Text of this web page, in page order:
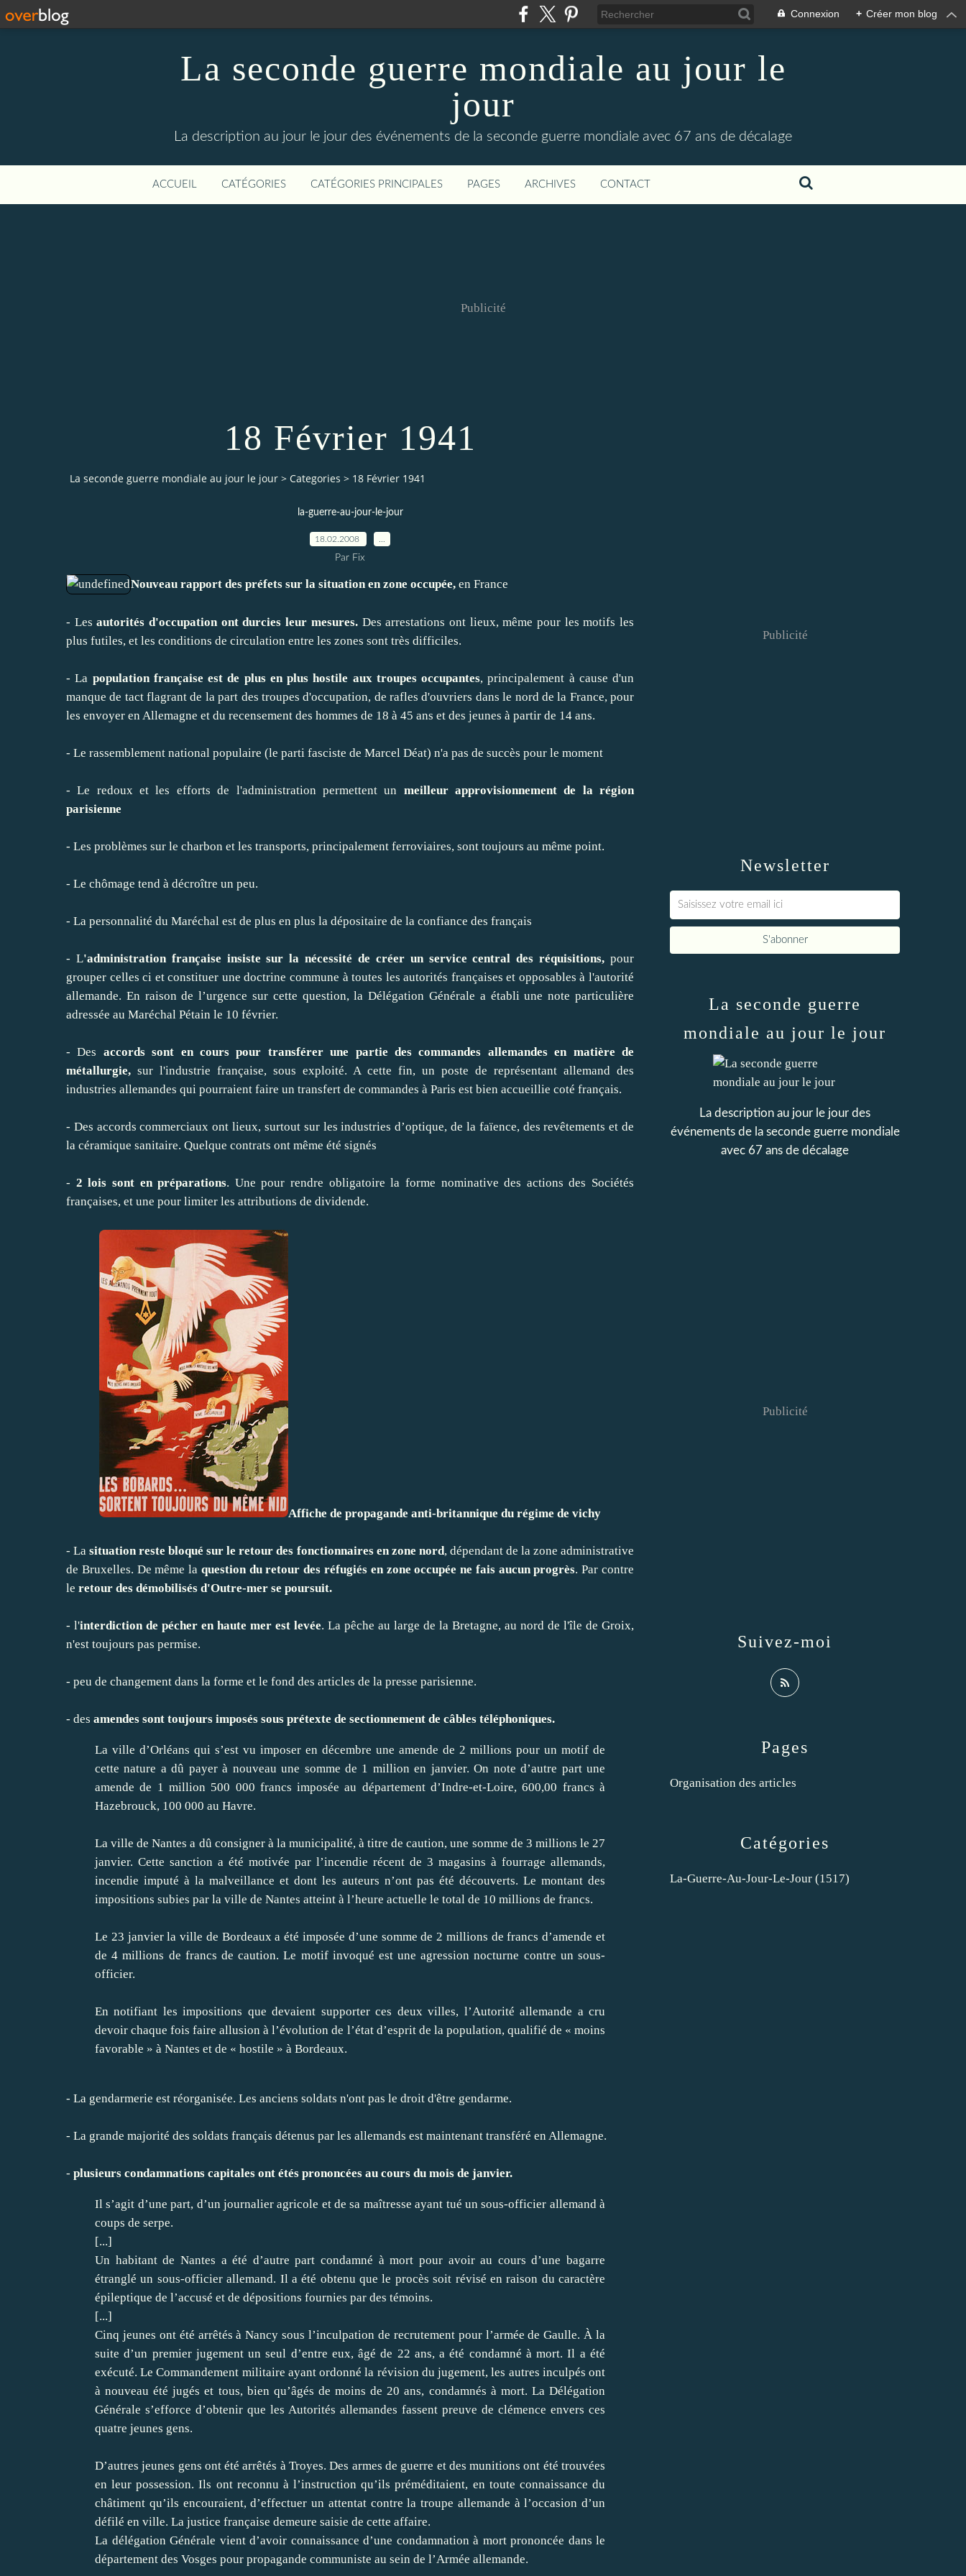
Connexion + Créer mon blog
La seconde guerre mondiale au jour le
jour
La description au jour le jour des événements de la seconde guerre mondiale avec 67 ans de décalage
ACCUEIL CATÉGORIES CATÉGORIES PRINCIPALES PAGES ARCHIVES CONTACT
Publicité
18 Février 1941
La seconde guerre mondiale au jour le jour > Categories > 18 Février 1941
la-guerre-au-jour-le-jour
18.02.2008
Par Fix
Nouveau rapport des préfets sur la situation en zone occupée, en France
- Lesautorités d'occupation ont durcies leur mesures.Des arrestations ont lieux, même pour les motifs les
plus futiles, et les conditions de circulation entre les zones sont très difficiles.
- La population française est de plus en plus hostile aux troupes occupantes, principalement à cause d'un
manque de tact flagrant de la part des troupes d'occupation, de rafles d'ouvriers dans le nord de la France, pour
les envoyer en Allemagne et du recensement des hommes de 18 à 45 ans et des jeunes à partir de 14 ans.
- Le rassemblement national populaire (le parti fasciste de Marcel Déat) n'a pas de succès pour le moment
- Le redoux et les efforts de l'administration permettent un meilleur approvisionnement de la région
parisienne
- Les problèmes sur le charbon et les transports, principalement ferroviaires, sont toujours au même point.
- Le chômage tend à décroître un peu.
- La personnalité du Maréchal est de plus en plus la dépositaire de la confiance des français
- L'administration française insiste sur la nécessité de créer un service central des réquisitions, pour
grouper celles ci et constituer une doctrine commune à toutes les autorités françaises et opposables à l'autorité
allemande. En raison de l’urgence sur cette question, la Délégation Générale a établi une note particulière
adressée au Maréchal Pétain le 10 février.
- Des accords sont en cours pour transférer une partie des commandes allemandes en matière de
métallurgie, sur l'industrie française, sous exploité. A cette fin, un poste de représentant allemand des
industries allemandes qui pourraient faire un transfert de commandes à Paris est bien accueillie coté français.
- Des accords commerciaux ont lieux, surtout sur les industries d’optique, de la faïence, des revêtements et de
la céramique sanitaire. Quelque contrats ont même été signés
- 2 lois sont en préparations. Une pour rendre obligatoire la forme nominative des actions des Sociétés
françaises, et une pour limiter les attributions de dividende.
Affiche de propagande anti-britannique du régime de vichy
- Lasituation reste bloqué sur le retour des fonctionnaires en zone nord, dépendant de la zone administrative
de Bruxelles. De même la question du retour des réfugiés en zone occupée ne fais aucun progrès. Par contre
le retour des démobilisés d'Outre-mer se poursuit.
- l'interdiction de pécher en haute mer est levée. La pêche au large de la Bretagne, au nord de l'île de Groix,
n'est toujours pas permise.
- peu de changement dans la forme et le fond des articles de la presse parisienne.
- des amendes sont toujours imposés sous prétexte de sectionnement de câbles téléphoniques.
La ville d’Orléans qui s’est vu imposer en décembre une amende de 2 millions pour un motif de
cette nature a dû payer à nouveau une somme de 1 million en janvier. On note d’autre part une
amende de 1 million 500 000 francs imposée au département d’Indre-et-Loire, 600,00 francs à
Hazebrouck, 100 000 au Havre.
La ville de Nantes a dû consigner à la municipalité, à titre de caution, une somme de 3 millions le 27
janvier. Cette sanction a été motivée par l’incendie récent de 3 magasins à fourrage allemands,
incendie imputé à la malveillance et dont les auteurs n’ont pas été découverts. Le montant des
impositions subies par la ville de Nantes atteint à l’heure actuelle le total de 10 millions de francs.
Le 23 janvier la ville de Bordeaux a été imposée d’une somme de 2 millions de francs d’amende et
de 4 millions de francs de caution. Le motif invoqué est une agression nocturne contre un sous-
officier.
En notifiant les impositions que devaient supporter ces deux villes, l’Autorité allemande a cru
devoir chaque fois faire allusion à l’évolution de l’état d’esprit de la population, qualifié de « moins
favorable » à Nantes et de « hostile » à Bordeaux.
- La gendarmerie est réorganisée. Les anciens soldats n'ont pas le droit d'être gendarme.
- La grande majorité des soldats français détenus par les allemands est maintenant transféré en Allemagne.
- plusieurs condamnations capitales ont étés prononcées au cours du mois de janvier.
Il s’agit d’une part, d’un journalier agricole et de sa maîtresse ayant tué un sous-officier allemand à
coups de serpe.
[...]
Un habitant de Nantes a été d’autre part condamné à mort pour avoir au cours d’une bagarre
étranglé un sous-officier allemand. Il a été obtenu que le procès soit révisé en raison du caractère
épileptique de l’accusé et de dépositions fournies par des témoins.
[...]
Cinq jeunes ont été arrêtés à Nancy sous l’inculpation de recrutement pour l’armée de Gaulle. À la
suite d’un premier jugement un seul d’entre eux, âgé de 22 ans, a été condamné à mort. Il a été
exécuté. Le Commandement militaire ayant ordonné la révision du jugement, les autres inculpés ont
à nouveau été jugés et tous, bien qu’âgés de moins de 20 ans, condamnés à mort. La Délégation
Générale s’efforce d’obtenir que les Autorités allemandes fassent preuve de clémence envers ces
quatre jeunes gens.
D’autres jeunes gens ont été arrêtés à Troyes. Des armes de guerre et des munitions ont été trouvées
en leur possession. Ils ont reconnu à l’instruction qu’ils préméditaient, en toute connaissance du
châtiment qu’ils encouraient, d’effectuer un attentat contre la troupe allemande à l’occasion d’un
défilé en ville. La justice française demeure saisie de cette affaire.
La délégation Générale vient d’avoir connaissance d’une condamnation à mort prononcée dans le
département des Vosges pour propagande communiste au sein de l’Armée allemande.
Newsletter
Publicité
Catégories
La-Guerre-Au-Jour-Le-Jour (1517)
Pages
Organisation des articles
La seconde guerre
mondiale au jour le jour
La description au jour le jour des
événements de la seconde guerre mondiale
avec 67 ans de décalage
Suivez-moi
Publicité